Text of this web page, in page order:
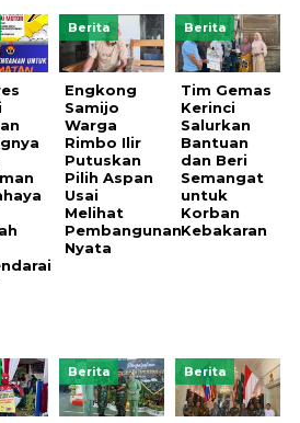
Berita
Engkong
Samijo
Warga
Rimbo Ilir
Putuskan
Pilih Aspan
Usai
Melihat
Pembangunan
Nyata
Berita
Tim Gemas
Kerinci
Salurkan
Bantuan
dan Beri
Semangat
untuk
Korban
Kebakaran
Berita Berita